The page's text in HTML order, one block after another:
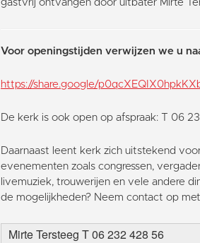
gastvrij ontvangen door uitbater Mirte
Voor openingstijden verwijzen we u
https://share.google/
De kerk is ook open op afspraak: T 06
Daarnaast leent kerk zich uitstekend
evenementen zoals congressen,
livemuziek, trouwerijen en vele andere
de mogelijkheden? Neem contact op
Mirte Tersteeg T 06 232 428 56